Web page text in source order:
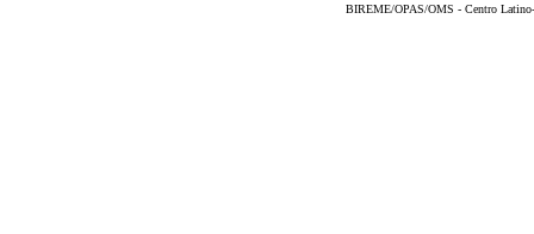
BIREME/OPAS/OMS - Centro Latino-